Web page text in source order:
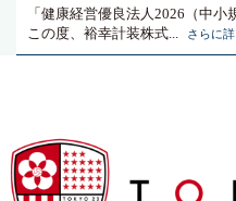
「健康経営優良法人2026（中
この度、裕幸計装株式...
さらに詳